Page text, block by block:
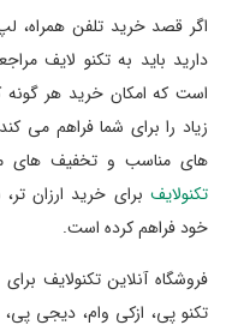
اگر قصد خرید تلفن همراه،
دارید باید به تکنو لایف
است که امکان خرید هر گونه
زیاد را برای شما فراهم می
های مناسب و تخفیف های
تکنولایف برای خرید ارزان
خود فراهم کرده است.
فروشگاه آنلاین تکنولایف
تکنو پی، ازکی وام، دیجی پی،